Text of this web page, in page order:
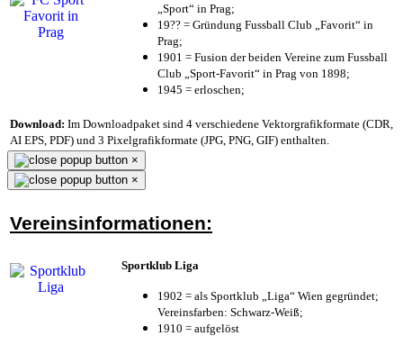
„Sport“ in Prag;
19?? = Gründung Fussball Club „Favorit“ in
Prag;
1901 = Fusion der beiden Vereine zum Fussball
Club „Sport-Favorit“ in Prag von 1898;
1945 = erloschen;
Download: Im Downloadpaket sind 4 verschiedene Vektorgrafikformate (CDR,
AI EPS, PDF) und 3 Pixelgrafikformate (JPG, PNG, GIF) enthalten.
×
×
Vereinsinformationen:
Sportklub Liga
1902 = als Sportklub „Liga“ Wien gegründet;
Vereinsfarben: Schwarz-Weiß;
1910 = aufgelöst